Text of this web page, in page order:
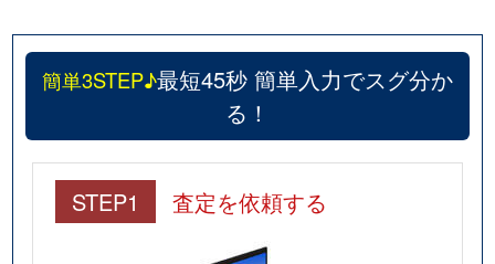
簡単3STEP♪最短45秒 簡単入力でスグ分か
る！
STEP1 査定を依頼する